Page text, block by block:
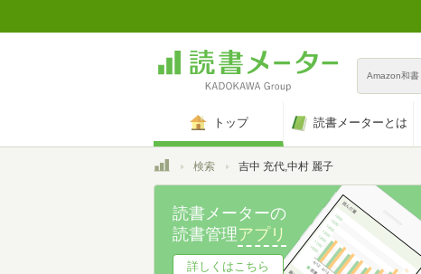
Amazon和書
トップ 読書メーターとは
トップ検索 吉中 充代,中村 麗子
読書メーターの
読書管理アプリ
詳しくはこちら